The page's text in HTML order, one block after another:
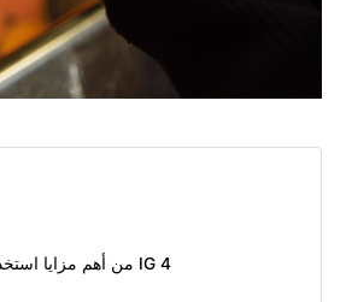
4 من أهم مزايا استخدام أدوات جدولة IG 4